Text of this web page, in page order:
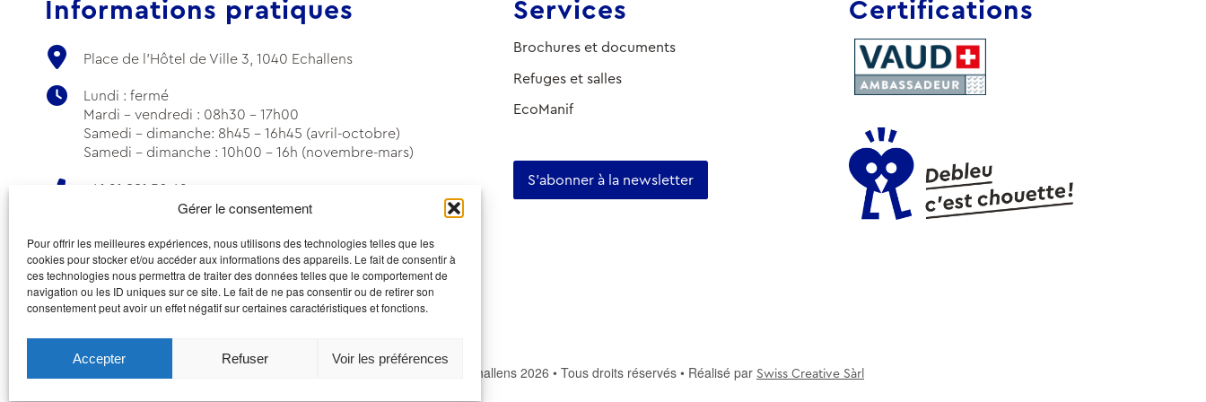
Gérer le consentement
Pour offrir les meilleures expériences, nous utilisons des technologies telles que les
cookies pour stocker et/ou accéder aux informations des appareils. Le fait de consentir à
ces technologies nous permettra de traiter des données telles que le comportement de
navigation ou les ID uniques sur ce site. Le fait de ne pas consentir ou de retirer son
consentement peut avoir un effet négatif sur certaines caractéristiques et fonctions.
Accepter Refuser Voir les préférences
Informations pratiques
Place de l'Hôtel de Ville 3, 1040 Echallens
Lundi : fermé
Mardi - vendredi : 08h30 - 17h00
Samedi - dimanche: 8h45 - 16h45 (avril-octobre)
Samedi - dimanche : 10h00 - 16h (novembre-mars)
+41 21 881 50 62
Services
Brochures et documents
Refuges et salles
EcoManif
S'abonner à la newsletter
Certifications
© Office du tourisme Echallens 2026 • Tous droits réservés • Réalisé par Swiss Creative Sàrl